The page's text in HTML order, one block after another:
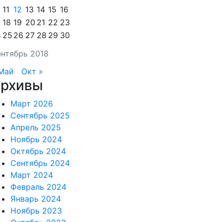
2018
11 12 13 14 15 16
18 19 20 21 22 23
25 26 27 28 29 30
Окт »
Март 2026
Сентябрь 2025
Апрель 2025
Ноябрь 2024
Октябрь 2024
Сентябрь 2024
Март 2024
Февраль 2024
Январь 2024
Ноябрь 2023